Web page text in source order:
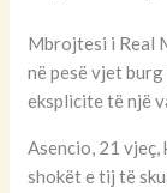
Mbrojtesi i Real
në pesë vjet
eksplicite të një
Asencio, 21 vjeç,
shokët e tij të